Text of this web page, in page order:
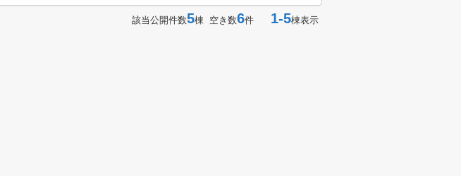
該当公開件数5棟 空き数6件 1-5棟表示